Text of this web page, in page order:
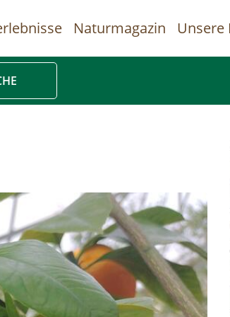
Naturmagazin Unsere